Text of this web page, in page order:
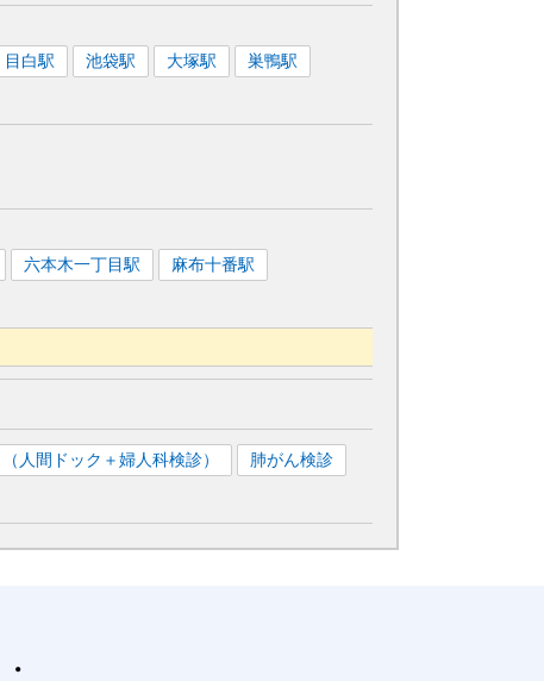
目白駅 池袋駅 大塚駅 巣鴨駅
六本木一丁目駅 麻布十番駅
駅 西巣鴨駅 志村坂上駅 西台駅
人間ドック＋婦人科検診）
肺がん検診